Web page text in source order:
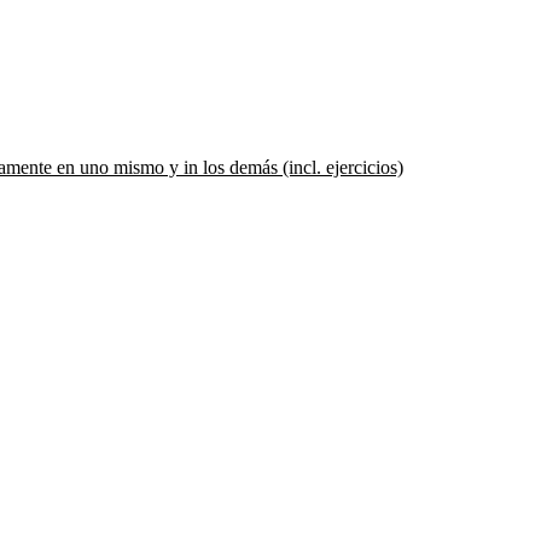
en uno mismo y in los demás (incl. ejercicios)